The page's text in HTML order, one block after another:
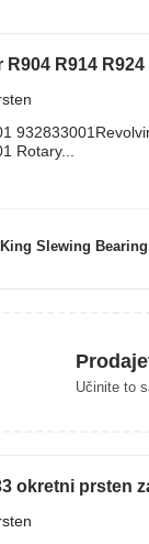
Rotary...
Slewing
Učinite to
okretni prsten